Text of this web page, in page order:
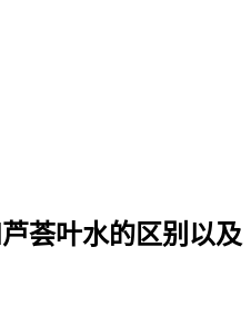
荟叶水的区别以及